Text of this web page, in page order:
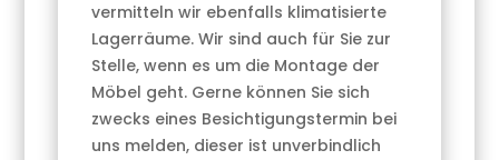
vermitteln wir ebenfalls klimatisierte
Lagerräume. Wir sind auch für Sie zur
Stelle, wenn es um die Montage der
Möbel geht. Gerne können Sie sich
zwecks eines Besichtigungstermin bei
uns melden, dieser ist unverbindlich